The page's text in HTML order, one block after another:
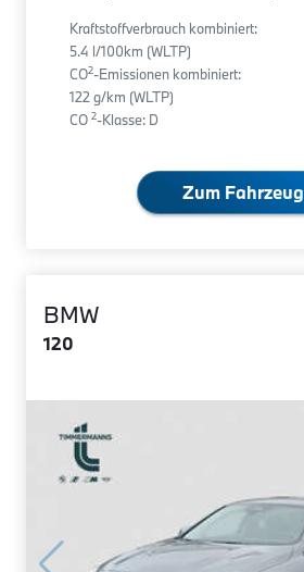
Kraftstoffverbrauch kombiniert:
5.4 l/100km (WLTP)
CO2-Emissionen kombiniert:
122 g/km (WLTP)
CO 2-Klasse: D
Zum Fahrzeug
BMW
120